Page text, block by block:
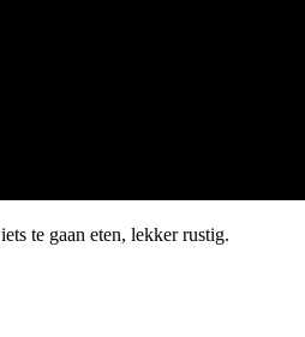
te gaan eten, lekker rustig.